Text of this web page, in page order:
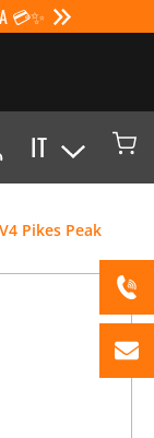
💳✨
IT
Pikes Peak